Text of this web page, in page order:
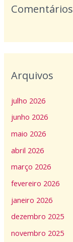
Comentários
Arquivos
julho 2026
junho 2026
maio 2026
abril 2026
março 2026
fevereiro 2026
janeiro 2026
dezembro 2025
novembro 2025